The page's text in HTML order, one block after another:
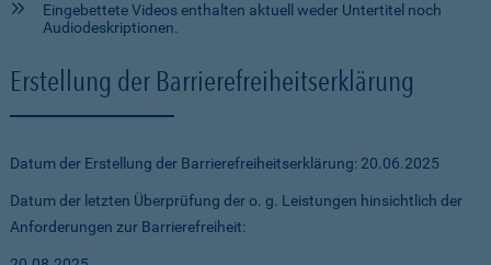
Eingebettete Videos enthalten aktuell weder Untertitel noch
Audiodeskriptionen.
Erstellung der Barrierefreiheitserklärung
Datum der Erstellung der Barrierefreiheitserklärung: 20.06.2025
Datum der letzten Überprüfung der o. g. Leistungen hinsichtlich der
Anforderungen zur Barrierefreiheit: